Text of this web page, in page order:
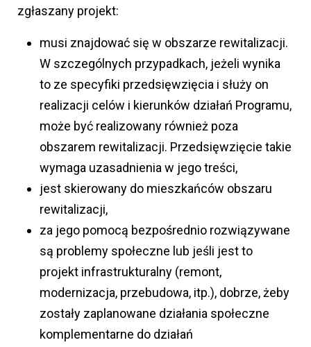
zgłaszany projekt:
musi znajdować się w obszarze rewitalizacji.
W szczególnych przypadkach, jeżeli wynika
to ze specyfiki przedsięwzięcia i służy on
realizacji celów i kierunków działań Programu,
może być realizowany również poza
obszarem rewitalizacji. Przedsięwzięcie takie
wymaga uzasadnienia w jego treści,
jest skierowany do mieszkańców obszaru
rewitalizacji,
za jego pomocą bezpośrednio rozwiązywane
są problemy społeczne lub jeśli jest to
projekt infrastrukturalny (remont,
modernizacja, przebudowa, itp.), dobrze, żeby
zostały zaplanowane działania społeczne
komplementarne do działań